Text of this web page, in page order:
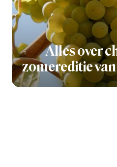
Alles over
zomereditie